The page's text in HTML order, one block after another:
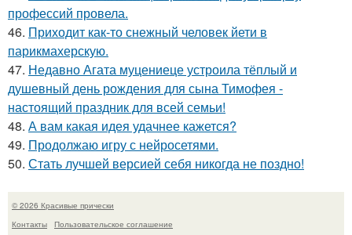
профессий провела.
46. Приходит как-то снежный человек йети в
парикмахерскую.
47. Недавно Агата муцениеце устроила тёплый и
душевный день рождения для сына Тимофея -
настоящий праздник для всей семьи!
48. А вам какая идея удачнее кажется?
49. Продолжаю игру с нейросетями.
50. Стать лучшей версией себя никогда не поздно!
© 2026 Красивые прически
Контакты
Пользовательское соглашение